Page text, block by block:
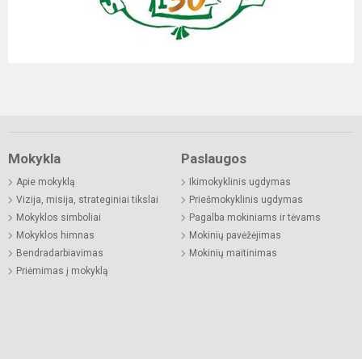
Mokykla
Apie mokyklą
Vizija, misija, strateginiai tikslai
Mokyklos simboliai
Mokyklos himnas
Bendradarbiavimas
Priėmimas į mokyklą
Paslaugos
Ikimokyklinis ugdymas
Priešmokyklinis ugdymas
Pagalba mokiniams ir tėvams
Mokinių pavėžėjimas
Mokinių maitinimas